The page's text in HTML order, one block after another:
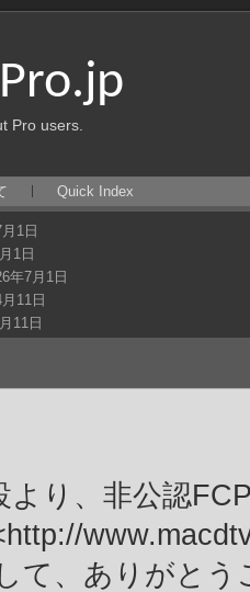
Pro users.
Quick Index
1日
1日
年7月1日
11日
11日
より、非公認
て、ありがと